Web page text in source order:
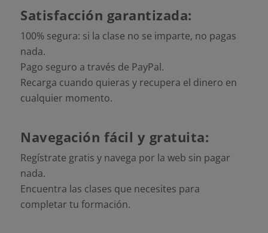
Satisfacción garantizada:
100% segura: si la clase no se imparte, no pagas
nada.
Pago seguro a través de PayPal.
Recarga cuando quieras y recupera el dinero en
cualquier momento.
Navegación fácil y gratuita:
Regístrate gratis y navega por la web sin pagar
nada.
Encuentra las clases que necesites para
completar tu formación.